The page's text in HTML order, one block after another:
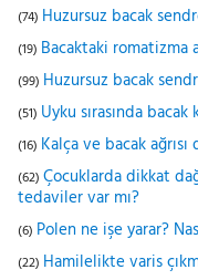
(74) Huzursuz bacak
(19) Bacaktaki romatizma
(99) Huzursuz bacak
(51) Uyku sırasında
(16) Kalça ve bacak
(62) Çocuklarda dikkat
tedaviler var mı?
(6) Polen ne işe yarar?
(22) Hamilelikte varis